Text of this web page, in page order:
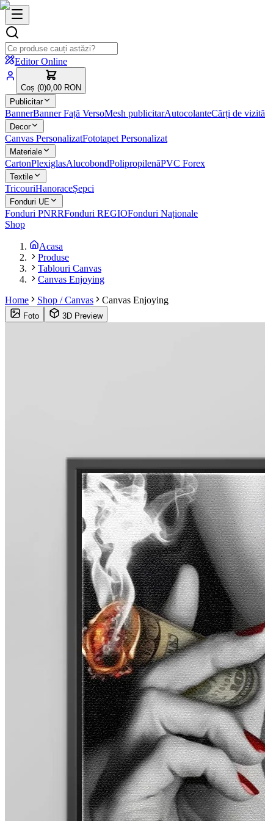
Editor Online
Coș (0)0,00 RON
Publicitar
BannerBanner Față VersoMesh publicitarAutocolanteCărți de vizită
Decor
Canvas PersonalizatFototapet Personalizat
Materiale
CartonPlexiglasAlucobondPolipropilenăPVC Forex
Textile
TricouriHanoraceȘepci
Fonduri UE
Fonduri PNRRFonduri REGIOFonduri Naționale
Shop
Acasa
Produse
Tablouri Canvas
Canvas Enjoying
Home
Shop / Canvas Canvas Enjoying
Foto 3D Preview